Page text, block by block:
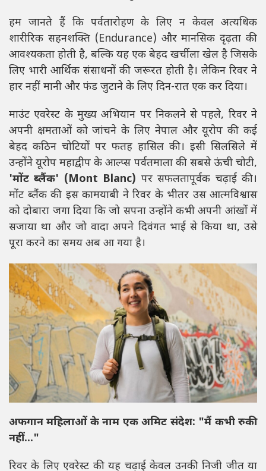
हम जानते हैं कि पर्वतारोहण के लिए न केवल अत्यधिक
शारीरिक सहनशक्ति (Endurance) और मानसिक दृढ़ता की
आवश्यकता होती है, बल्कि यह एक बेहद खर्चीला खेल है जिसके
लिए भारी आर्थिक संसाधनों की जरूरत होती है। लेकिन रिवर ने
हार नहीं मानी और फंड जुटाने के लिए दिन-रात एक कर दिया।
माउंट एवरेस्ट के मुख्य अभियान पर निकलने से पहले, रिवर ने
अपनी क्षमताओं को जांचने के लिए नेपाल और यूरोप की कई
बेहद कठिन चोटियों पर फतह हासिल की। इसी सिलसिले में
उन्होंने यूरोप महाद्वीप के आल्प्स पर्वतमाला की सबसे ऊंची चोटी,
'मोंट ब्लैंक' (Mont Blanc) पर सफलतापूर्वक चढ़ाई की।
मोंट ब्लैंक की इस कामयाबी ने रिवर के भीतर उस आत्मविश्वास
को दोबारा जगा दिया कि जो सपना उन्होंने कभी अपनी आंखों में
सजाया था और जो वादा अपने दिवंगत भाई से किया था, उसे
पूरा करने का समय अब आ गया है।
अफगान महिलाओं के नाम एक अमिट संदेश: "मैं कभी रुकी
नहीं..."
रिवर के लिए एवरेस्ट की यह चढ़ाई केवल उनकी निजी जीत या